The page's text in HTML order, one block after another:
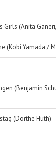
Girls (Anita
(Kobi Yamada /
(Benjamin
(Dörthe Huth)